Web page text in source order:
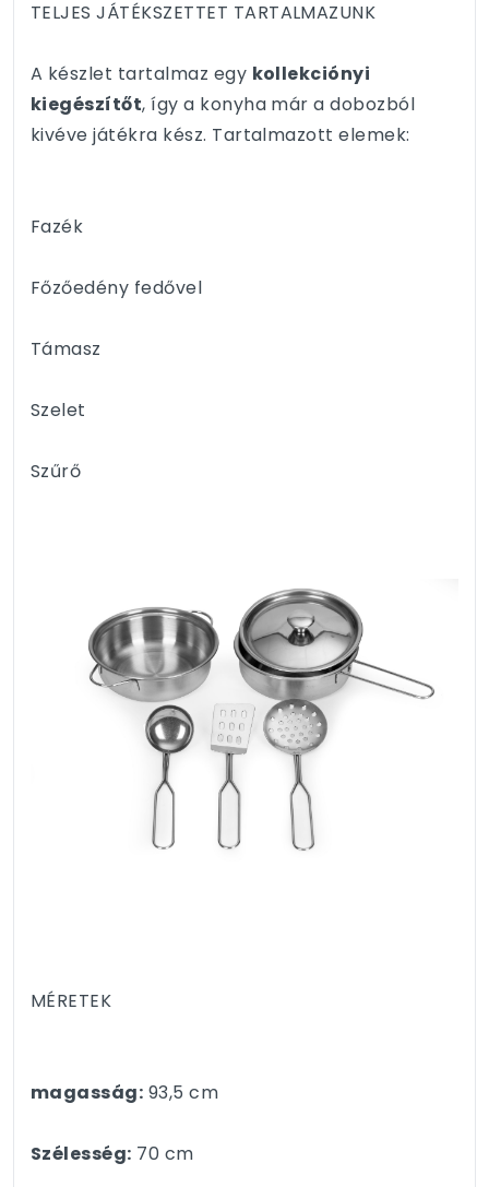
TELJES JÁTÉKSZETTET TARTALMAZUNK
A készlet tartalmaz egy kollekciónyi
kiegészítőt, így a konyha már a dobozból
kivéve játékra kész. Tartalmazott elemek:
Fazék
Főzőedény fedővel
Támasz
Szelet
Szűrő
MÉRETEK
magasság: 93,5 cm
Szélesség: 70 cm